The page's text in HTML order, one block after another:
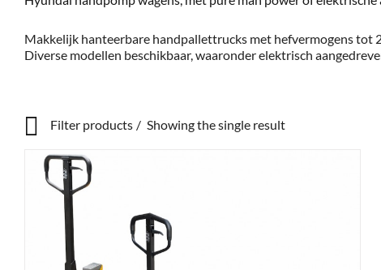
Makkelijk hanteerbare handpallettrucks met hefvermogens tot
Diverse modellen beschikbaar, waaronder elektrisch
Filter products Showing the single result